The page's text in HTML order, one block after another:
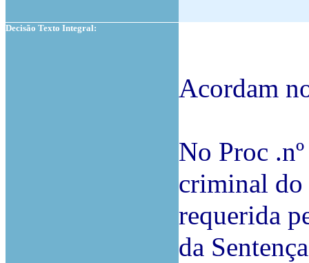
Decisão Texto Integral:
Acordam
No Proc
criminal do
requerida
da